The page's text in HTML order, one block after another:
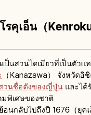
รคุเอ็น（
เป็นสวนไดเมียวที่เป็นตัว
（Kanazawa） จังหวัดอิ
วนชื่อดังของญี่ปุ่น และได้
มพิเศษของชาติ
นกลับไปถึงปี 1676（ยุค